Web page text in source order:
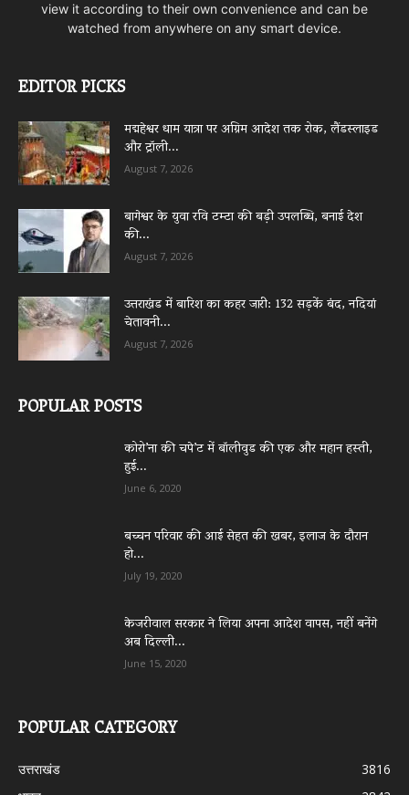
view it according to their own convenience and can be
watched from anywhere on any smart device.
EDITOR PICKS
मद्महेश्वर धाम यात्रा पर अग्रिम आदेश तक रोक, लैंडस्लाइड
और ट्रॉली...
August 7, 2026
बागेश्वर के युवा रवि टम्टा की बड़ी उपलब्धि, बनाई देश
की...
August 7, 2026
उत्तराखंड में बारिश का कहर जारी: 132 सड़कें बंद, नदियां
चेतावनी...
August 7, 2026
POPULAR POSTS
कोरो’ना की चपे’ट में बॉलीवुड की एक और महान हस्ती,
हुई...
June 6, 2020
बच्चन परिवार की आई सेहत की खबर, इलाज के दौरान
हो...
July 19, 2020
केजरीवाल सरकार ने लिया अपना आदेश वापस, नहीं बनेंगे
अब दिल्ली...
June 15, 2020
POPULAR CATEGORY
उत्तराखंड
3816